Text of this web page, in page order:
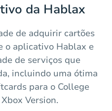
da Hablax
de adquirir cartões
o aplicativo Hablax e
de serviços que
incluindo uma ótima
para o College
Version.